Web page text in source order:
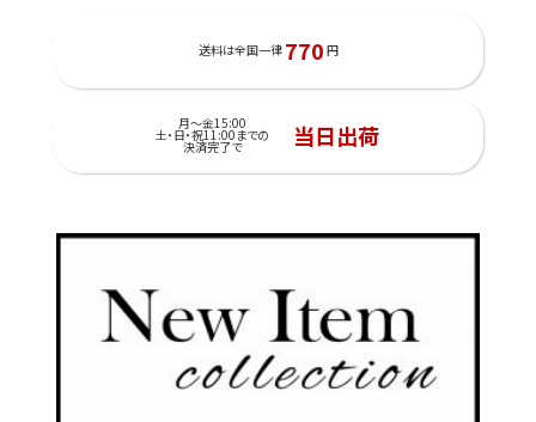
送料は全国一律 770 円
月～金15:00
土・日・祝11:00までの
決済完了で 当日出荷